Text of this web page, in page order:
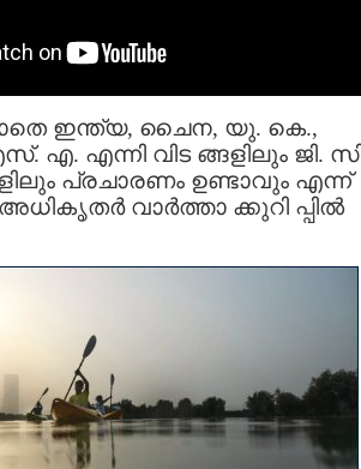
ഇന്ത്യ, ചൈന, യു. കെ.,
എ. എന്നി വിട ങ്ങളിലും ജി.
പ്രചാരണം ഉണ്ടാവും എന്ന്
വാര്‍ത്താ ക്കുറി പ്പില്‍